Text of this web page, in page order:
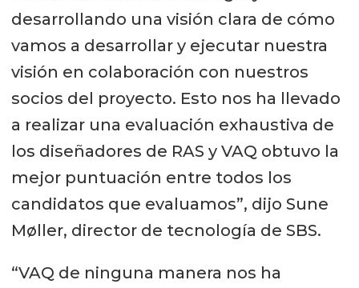
desarrollando una visión clara de cómo
vamos a desarrollar y ejecutar nuestra
visión en colaboración con nuestros
socios del proyecto. Esto nos ha llevado
a realizar una evaluación exhaustiva de
los diseñadores de RAS y VAQ obtuvo la
mejor puntuación entre todos los
candidatos que evaluamos”, dijo Sune
Møller, director de tecnología de SBS.
“VAQ de ninguna manera nos ha